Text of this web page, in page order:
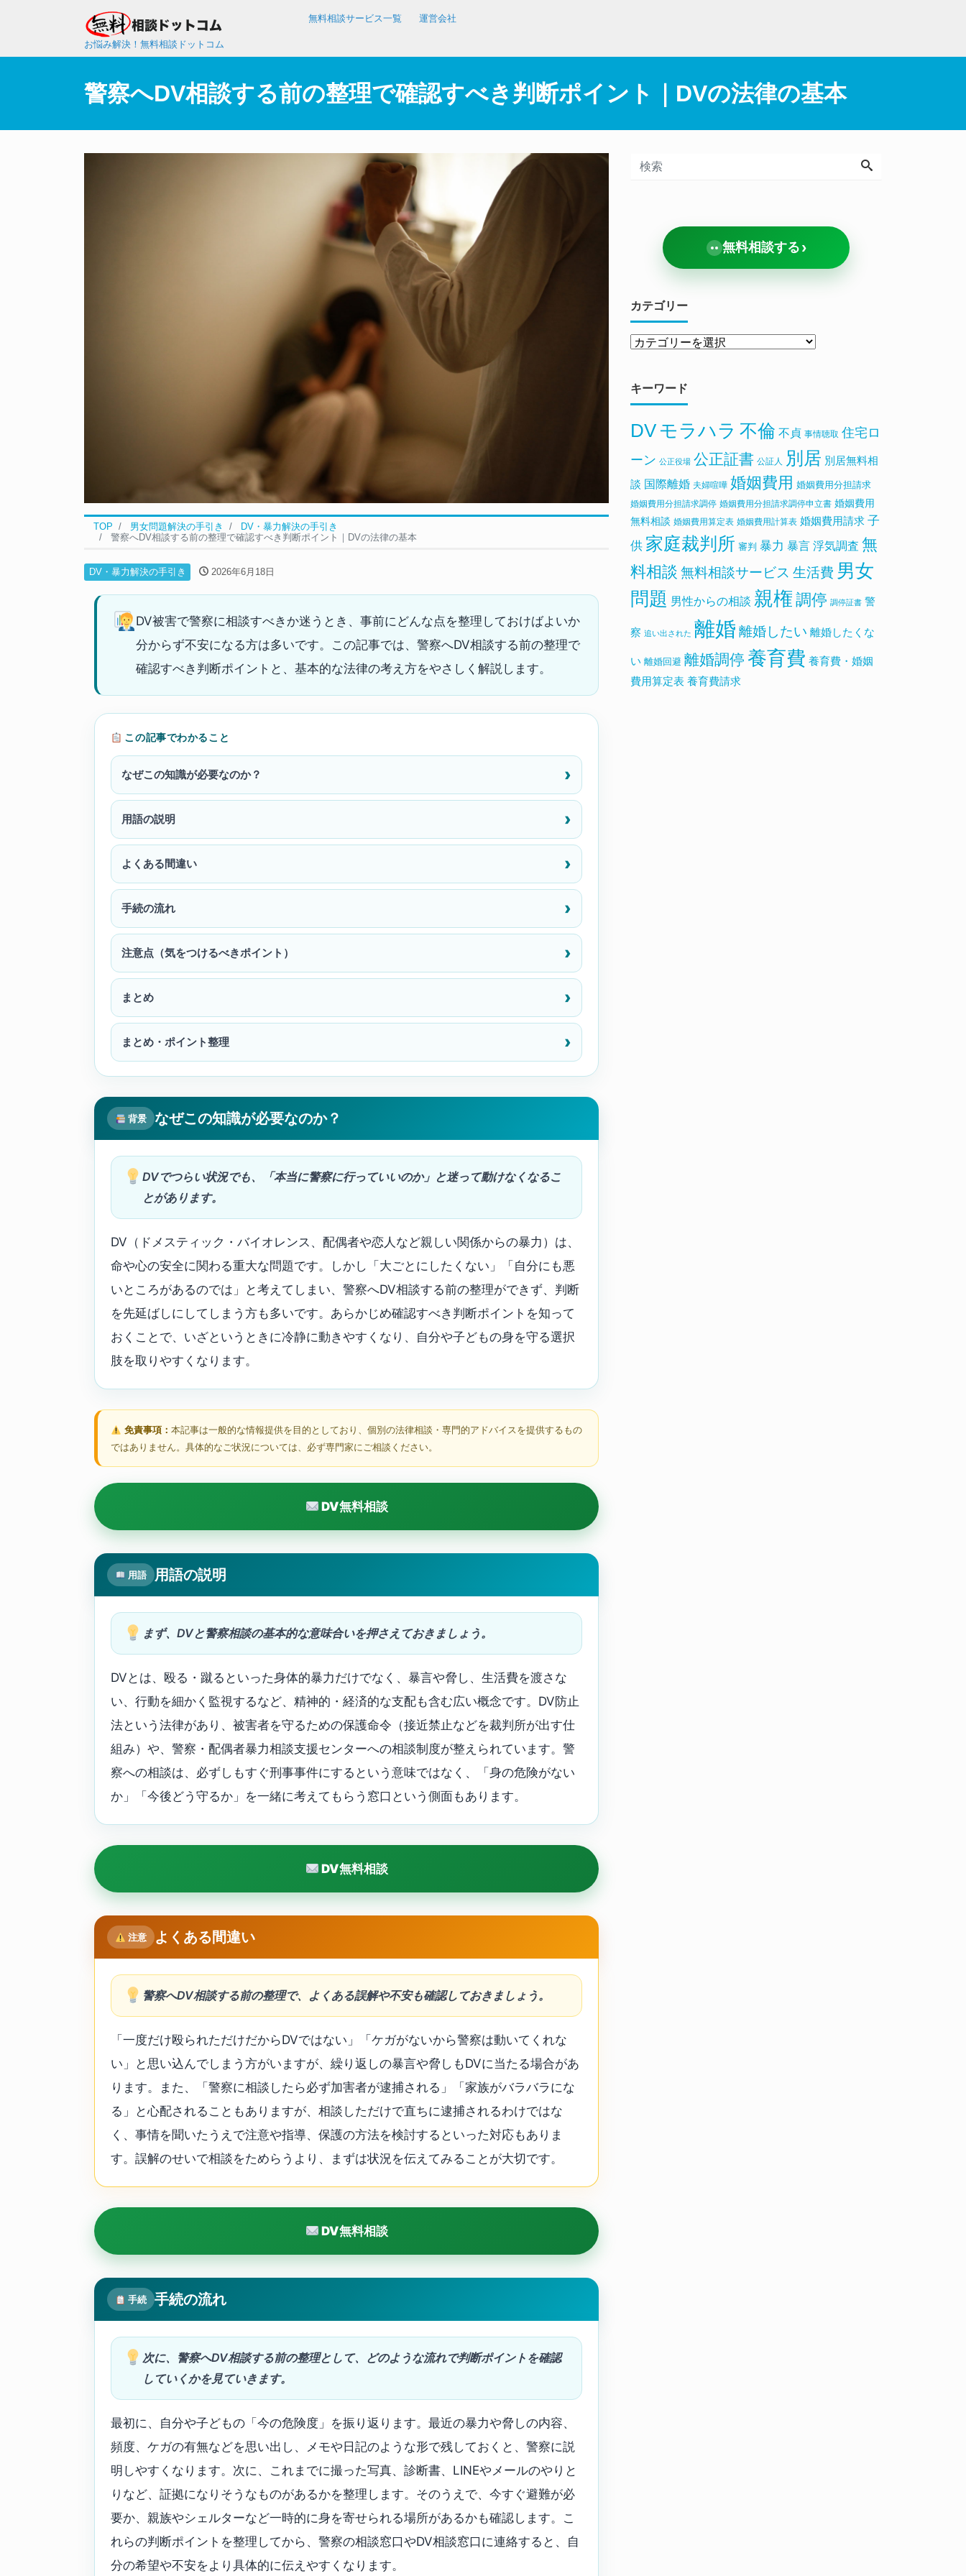
お悩み解決！無料相談ドットコム
無料相談サービス一覧 運営会社
警察へDV相談する前の整理で確認すべき判断ポイント｜DVの法律の基本
TOP 男女問題解決の手引き
DV・暴力解決の手引き
警察へDV相談する前の整理で確認すべき判断ポイント｜DVの法律の基本
DV・暴力解決の手引き 2026年6月18日
DV被害で警察に相談すべきか迷うとき、事前にどんな点を整理しておけばよいか
分からず不安になる方は多いです。この記事では、警察へDV相談する前の整理で
確認すべき判断ポイントと、基本的な法律の考え方をやさしく解説します。
この記事でわかること
なぜこの知識が必要なのか？
用語の説明
よくある間違い
手続の流れ
注意点（気をつけるべきポイント）
まとめ
まとめ・ポイント整理
背景 なぜこの知識が必要なのか？
DVでつらい状況でも、「本当に警察に行っていいのか」と迷って動けなくなるこ
とがあります。
DV（ドメスティック・バイオレンス、配偶者や恋人など親しい関係からの暴力）は、
命や心の安全に関わる重大な問題です。しかし「大ごとにしたくない」「自分にも悪
いところがあるのでは」と考えてしまい、警察へDV相談する前の整理ができず、判断
を先延ばしにしてしまう方も多いです。あらかじめ確認すべき判断ポイントを知って
おくことで、いざというときに冷静に動きやすくなり、自分や子どもの身を守る選択
肢を取りやすくなります。
免責事項： 本記事は一般的な情報提供を目的としており、個別の法律相談・専門的アドバイスを提供するもの
ではありません。具体的なご状況については、必ず専門家にご相談ください。
DV無料相談
用語 用語の説明
まず、DVと警察相談の基本的な意味合いを押さえておきましょう。
DVとは、殴る・蹴るといった身体的暴力だけでなく、暴言や脅し、生活費を渡さな
い、行動を細かく監視するなど、精神的・経済的な支配も含む広い概念です。DV防止
法という法律があり、被害者を守るための保護命令（接近禁止などを裁判所が出す仕
組み）や、警察・配偶者暴力相談支援センターへの相談制度が整えられています。警
察への相談は、必ずしもすぐ刑事事件にするという意味ではなく、「身の危険がない
か」「今後どう守るか」を一緒に考えてもらう窓口という側面もあります。
DV無料相談
注意 よくある間違い
警察へDV相談する前の整理で、よくある誤解や不安も確認しておきましょう。
「一度だけ殴られただけだからDVではない」「ケガがないから警察は動いてくれな
い」と思い込んでしまう方がいますが、繰り返しの暴言や脅しもDVに当たる場合があ
ります。また、「警察に相談したら必ず加害者が逮捕される」「家族がバラバラにな
る」と心配されることもありますが、相談しただけで直ちに逮捕されるわけではな
く、事情を聞いたうえで注意や指導、保護の方法を検討するといった対応もありま
す。誤解のせいで相談をためらうより、まずは状況を伝えてみることが大切です。
DV無料相談
手続 手続の流れ
次に、警察へDV相談する前の整理として、どのような流れで判断ポイントを確認
していくかを見ていきます。
最初に、自分や子どもの「今の危険度」を振り返ります。最近の暴力や脅しの内容、
頻度、ケガの有無などを思い出し、メモや日記のような形で残しておくと、警察に説
明しやすくなります。次に、これまでに撮った写真、診断書、LINEやメールのやりと
りなど、証拠になりそうなものがあるかを整理します。そのうえで、今すぐ避難が必
要か、親族やシェルターなど一時的に身を寄せられる場所があるかも確認します。こ
れらの判断ポイントを整理してから、警察の相談窓口やDV相談窓口に連絡すると、自
分の希望や不安をより具体的に伝えやすくなります。
無料相談する ›
カテゴリー
キーワード
DV モラハラ 不倫 不貞 事情聴取 住宅ロ
ーン 公正役場 公正証書 公証人 別居 別居無料相
談 国際離婚 夫婦喧嘩 婚姻費用 婚姻費用分担請求
婚姻費用分担請求調停 婚姻費用分担請求調停申立書 婚姻費用
無料相談 婚姻費用算定表 婚姻費用計算表 婚姻費用請求 子
供 家庭裁判所 審判 暴力 暴言 浮気調査 無
料相談 無料相談サービス 生活費 男女
問題 男性からの相談 親権 調停 調停証書 警
察 追い出された 離婚 離婚したい 離婚したくな
い 離婚回避 離婚調停 養育費 養育費・婚姻
費用算定表 養育費請求